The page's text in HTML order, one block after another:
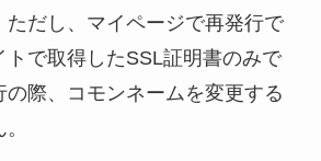
ただし、マイページで再発行で
トで取得したSSL証明書のみで
際、コモンネームを変更する